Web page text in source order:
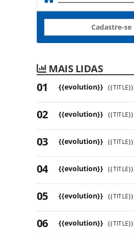
Cadastre-se
MAIS LIDAS
{{evolution}} {{TITLE}}
{{evolution}} {{TITLE}}
{{evolution}} {{TITLE}}
{{evolution}} {{TITLE}}
{{evolution}} {{TITLE}}
{{evolution}} {{TITLE}}